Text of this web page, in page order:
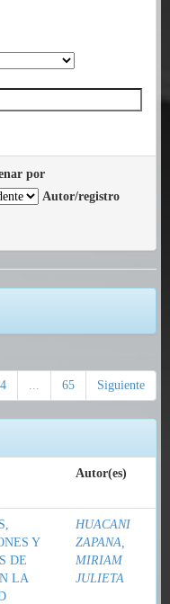
por
Autor/registro
4 ... 65 Siguiente
Autor(es)
Y
DE
LA
HUACANI
ZAPANA,
MIRIAM
JULIETA